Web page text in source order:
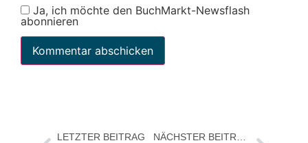
Ja, ich möchte den BuchMarkt-Newsflash
abonnieren
LETZTER BEITRAG